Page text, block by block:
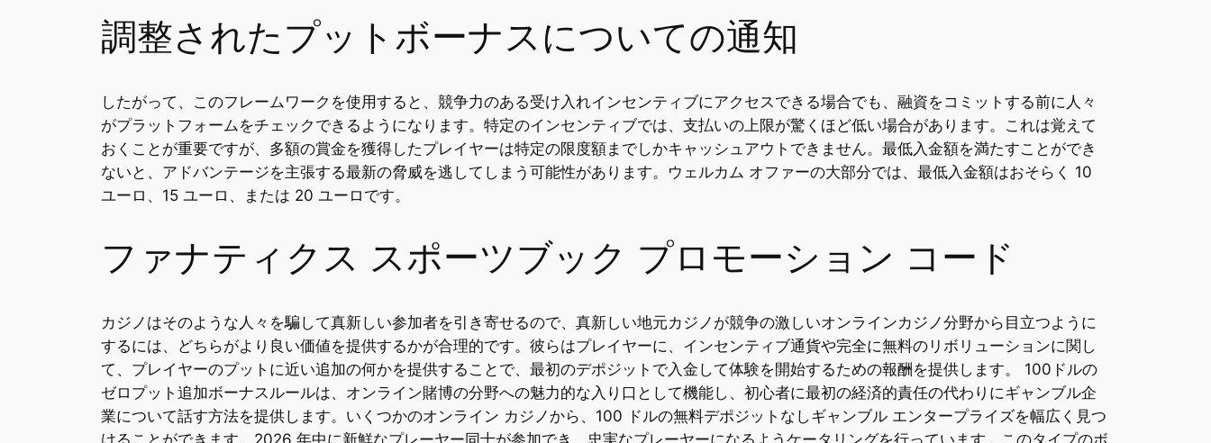
調整されたプットボーナスについての通知
したがって、このフレームワークを使用すると、競争力のある受け入れインセンティブにアクセスできる場合でも、融資をコミットする前に人々
がプラットフォームをチェックできるようになります。特定のインセンティブでは、支払いの上限が驚くほど低い場合があります。これは覚えて
おくことが重要ですが、多額の賞金を獲得したプレイヤーは特定の限度額までしかキャッシュアウトできません。最低入金額を満たすことができ
ないと、アドバンテージを主張する最新の脅威を逃してしまう可能性があります。ウェルカム オファーの大部分では、最低入金額はおそらく 10
ユーロ、15 ユーロ、または 20 ユーロです。
ファナティクス スポーツブック プロモーション コード
カジノはそのような人々を騙して真新しい参加者を引き寄せるので、真新しい地元カジノが競争の激しいオンラインカジノ分野から目立つように
するには、どちらがより良い価値を提供するかが合理的です。彼らはプレイヤーに、インセンティブ通貨や完全に無料のリボリューションに関し
て、プレイヤーのプットに近い追加の何かを提供することで、最初のデポジットで入金して体験を開始するための報酬を提供します。 100ドルの
ゼロプット追加ボーナスルールは、オンライン賭博の分野への魅力的な入り口として機能し、初心者に最初の経済的責任の代わりにギャンブル企
業について話す方法を提供します。いくつかのオンライン カジノから、100 ドルの無料デポジットなしギャンブル エンタープライズを幅広く見つ
けることができます。2026 年中に新鮮なプレーヤー同士が参加でき、忠実なプレーヤーになるようケータリングを行っています。このタイプのボ